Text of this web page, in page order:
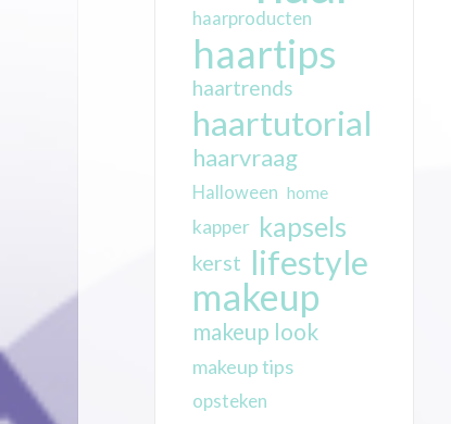
haarproducten
haartips
haartrends
haartutorial
haarvraag
Halloween home
kapper kapsels
kerst lifestyle
makeup
makeup look
makeup tips
opsteken